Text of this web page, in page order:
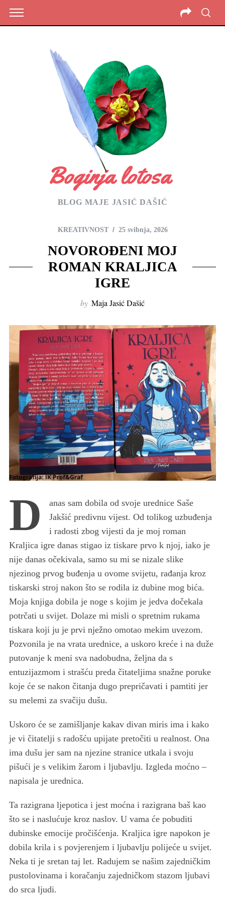
BLOG MAJE JASIĆ DAŠIĆ
KREATIVNOST 25 svibnja, 2026
NOVOROĐENI MOJ
ROMAN KRALJICA
IGRE
by Maja Jasić Dašić
D
anas sam dobila od svoje urednice Saše
Jakšić predivnu vijest. Od tolikog uzbuđenja
i radosti zbog vijesti da je moj roman
Kraljica igre danas stigao iz tiskare prvo k njoj, iako je
nije danas očekivala, samo su mi se nizale slike
njezinog prvog buđenja u ovome svijetu, rađanja kroz
tiskarski stroj nakon što se rodila iz dubine mog bića.
Moja knjiga dobila je noge s kojim je jedva dočekala
potrčati u svijet. Dolaze mi misli o spretnim rukama
tiskara koji ju je prvi nježno omotao mekim uvezom.
Pozvonila je na vrata urednice, a uskoro kreće i na duže
putovanje k meni sva nadobudna, željna da s
entuzijazmom i strašću preda čitateljima snažne poruke
koje će se nakon čitanja dugo prepričavati i pamtiti jer
su melemi za svačiju dušu.
Uskoro će se zamišljanje kakav divan miris ima i kako
je vi čitatelji s radošću upijate pretočiti u realnost. Ona
ima dušu jer sam na njezine stranice utkala i svoju
pišući je s velikim žarom i ljubavlju. Izgleda moćno –
napisala je urednica.
Ta razigrana ljepotica i jest moćna i razigrana baš kao
što se i naslućuje kroz naslov. U vama će pobuditi
dubinske emocije pročišćenja. Kraljica igre napokon je
dobila krila i s povjerenjem i ljubavlju polijeće u svijet.
Neka ti je sretan taj let. Radujem se našim zajedničkim
pustolovinama i koračanju zajedničkom stazom ljubavi
do srca ljudi.